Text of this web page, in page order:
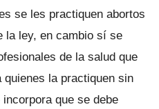
se les practiquen abortos
la ley, en cambio sí se
de la salud que
la practiquen sin
que se debe